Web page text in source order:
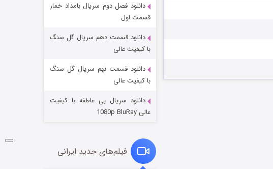
شکست استوارت در نجات جهان
قسمت ۷ (زیرنویس) منتشر شد
دانلود فصل دوم سریال بامداد خمار
قسمت اول
دانلود قسمت دهم سریال گل سنگ
با کیفیت عالی
دانلود قسمت نهم سریال گل سنگ
با کیفیت عالی
دانلود سریال بی عاطفه با کیفیت
عالی 1080p BluRay
فیلم‌های جدید ایرانی